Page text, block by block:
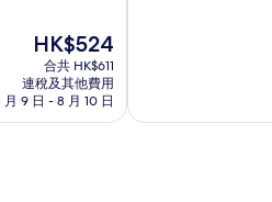
現
售
HK$524
HK$524
合共 HK$611
連稅及其他費用
月 9 日 - 8 月 10 日
越，